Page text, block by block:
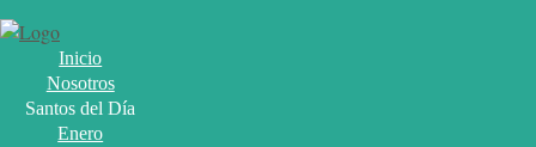
Inicio
Nosotros
Santos del Día
Enero